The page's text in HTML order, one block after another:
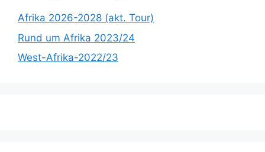
Afrika 2026-2028 (akt. Tour)
Rund um Afrika 2023/24
West-Afrika-2022/23